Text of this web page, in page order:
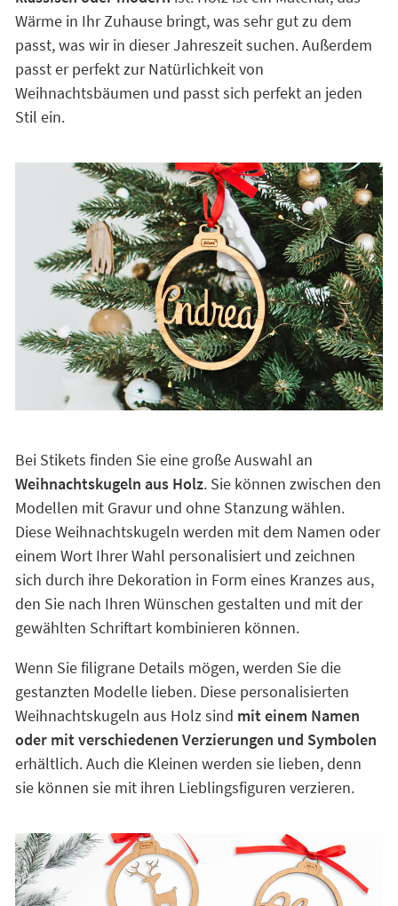
Wärme in Ihr Zuhause bringt, was sehr gut zu dem
passt, was wir in dieser Jahreszeit suchen. Außerdem
passt er perfekt zur Natürlichkeit von
Weihnachtsbäumen und passt sich perfekt an jeden
Stil ein.
Bei Stikets finden Sie eine große Auswahl an
Weihnachtskugeln aus Holz. Sie können zwischen den
Modellen mit Gravur und ohne Stanzung wählen.
Diese Weihnachtskugeln werden mit dem Namen oder
einem Wort Ihrer Wahl personalisiert und zeichnen
sich durch ihre Dekoration in Form eines Kranzes aus,
den Sie nach Ihren Wünschen gestalten und mit der
gewählten Schriftart kombinieren können.
Wenn Sie filigrane Details mögen, werden Sie die
gestanzten Modelle lieben. Diese personalisierten
Weihnachtskugeln aus Holz sind mit einem Namen
oder mit verschiedenen Verzierungen und Symbolen
erhältlich. Auch die Kleinen werden sie lieben, denn
sie können sie mit ihren Lieblingsfiguren verzieren.